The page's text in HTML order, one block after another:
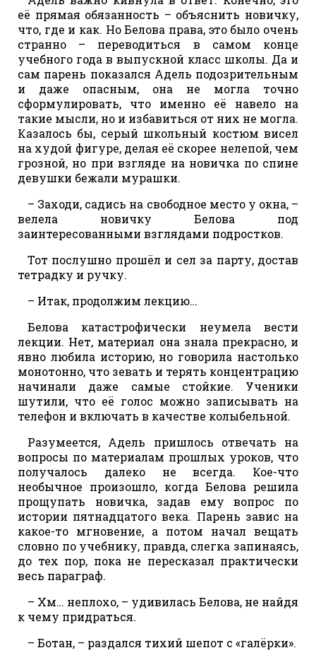
её прямая обязанность – объяснить новичку,
что, где и как. Но Белова права, это было очень
странно – переводиться в самом конце
учебного года в выпускной класс школы. Да и
сам парень показался Адель подозрительным
и даже опасным, она не могла точно
сформулировать, что именно её навело на
такие мысли, но и избавиться от них не могла.
Казалось бы, серый школьный костюм висел
на худой фигуре, делая её скорее нелепой, чем
грозной, но при взгляде на новичка по спине
девушки бежали мурашки.
– Заходи, садись на свободное место у окна, –
велела новичку Белова под
заинтересованными взглядами подростков.
Тот послушно прошёл и сел за парту, достав
тетрадку и ручку.
– Итак, продолжим лекцию…
Белова катастрофически неумела вести
лекции. Нет, материал она знала прекрасно, и
явно любила историю, но говорила настолько
монотонно, что зевать и терять концентрацию
начинали даже самые стойкие. Ученики
шутили, что её голос можно записывать на
телефон и включать в качестве колыбельной.
Разумеется, Адель пришлось отвечать на
вопросы по материалам прошлых уроков, что
получалось далеко не всегда. Кое-что
необычное произошло, когда Белова решила
прощупать новичка, задав ему вопрос по
истории пятнадцатого века. Парень завис на
какое-то мгновение, а потом начал вещать
словно по учебнику, правда, слегка запинаясь,
до тех пор, пока не пересказал практически
весь параграф.
– Хм… неплохо, – удивилась Белова, не найдя
к чему придраться.
– Ботан, – раздался тихий шепот с «галёрки».